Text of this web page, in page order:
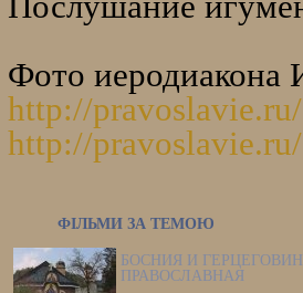
Фото иеродиакона
http://
http://
ФІЛЬМИ ЗА ТЕМОЮ
БОСНИЯ И
ПРАВОСЛАВНАЯ